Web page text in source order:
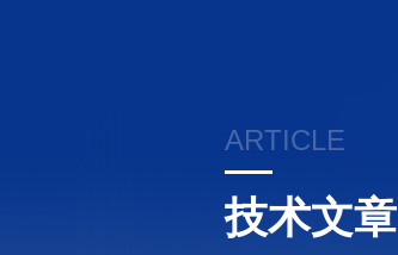
ARTICLE
技术文章